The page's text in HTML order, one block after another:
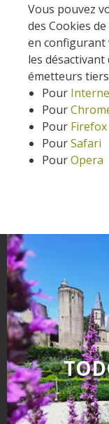
Vous pouvez
des Cookies
en
les
émetteurs
Pour
Pour
Pour Firefox
PourSafari
PourOpera